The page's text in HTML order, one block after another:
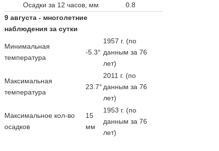
Осадки за 12 часов, мм
0.8
9 августа - многолетние
наблюдения за сутки
Минимальная
температура
-5.3°
1957 г. (по
данным за 76
лет)
Максимальная
температура
23.7°
2011 г. (по
данным за 76
лет)
Максимальное кол-во
осадков
15
мм
1953 г. (по
данным за 76
лет)